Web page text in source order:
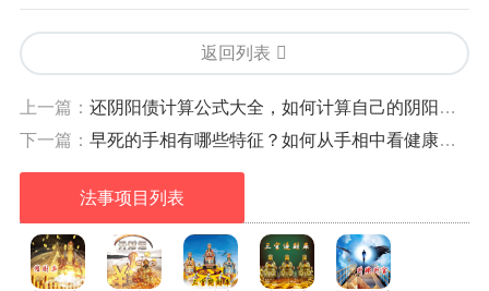
返回列表
上一篇： 还阴阳债计算公式大全，如何计算自己的阴阳债？
下一篇： 早死的手相有哪些特征？如何从手相中看健康与寿命？
法事项目列表